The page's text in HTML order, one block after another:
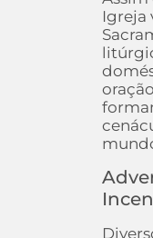
Igreja